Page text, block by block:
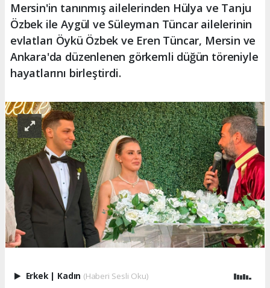
Mersin'in tanınmış ailelerinden Hülya ve Tanju
Özbek ile Aygül ve Süleyman Tüncar ailelerinin
evlatları Öykü Özbek ve Eren Tüncar, Mersin ve
Ankara'da düzenlenen görkemli düğün töreniyle
hayatlarını birleştirdi.
Erkek | Kadın (Haberi Sesli Oku)